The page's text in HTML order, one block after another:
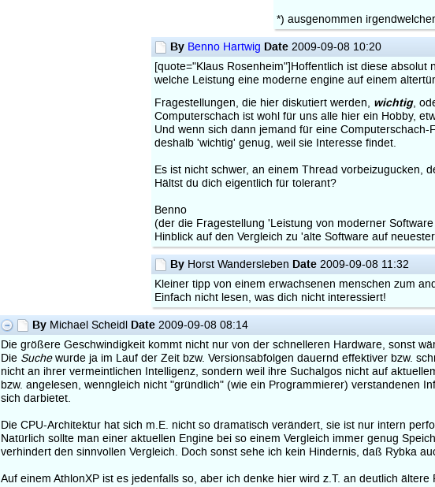
*) ausgenommen
By Benno Hartwig Date2009-09-08 10:20
[quote="Klaus Rosenheim"]Hoffentlich ist diese
welche Leistung eine moderne engine auf einem
Fragestellungen, die hier diskutiert werden, wichtig,
Computerschach ist wohl für uns alle hier ein Hobby,
Und wenn sich dann jemand für eine
deshalb 'wichtig' genug, weil sie Interesse findet.
Es ist nicht schwer, an einem Thread vorbeizugucken,
Hältst du dich eigentlich für tolerant?
Benno
(der die Fragestellung 'Leistung von moderner
Hinblick auf den Vergleich zu 'alte Software auf
ByHorst Wandersleben Date2009-09-08 11:32
Kleiner tipp von einem erwachsenen menschen zum
Einfach nicht lesen, was dich nicht interessiert!
By Michael Scheidl Date 2009-09-08 08:14
Die größere Geschwindigkeit kommt nicht nur von der schnelleren Hardware, sonst
Die Suchewurde ja im Lauf der Zeit bzw. Versionsabfolgen dauernd effektiver bzw.
nicht an ihrer vermeintlichen Intelligenz, sondern weil ihre Suchalgos nicht auf
bzw. angelesen, wenngleich nicht "gründlich" (wie ein Programmierer) verstandenen
sich darbietet.
Die CPU-Architektur hat sich m.E. nicht so dramatisch verändert, sie ist nur intern
Natürlich sollte man einer aktuellen Engine bei so einem Vergleich immer genug
verhindert den sinnvollen Vergleich. Doch sonst sehe ich kein Hindernis, daß Rybka
Auf einem AthlonXP ist es jedenfalls so, aber ich denke hier wird z.T. an deutlich